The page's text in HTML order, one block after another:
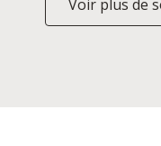
Voir plus de